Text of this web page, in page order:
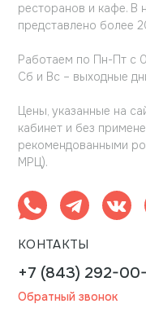
ресторанов и кафе. В
представлено более
Работаем по Пн-Пт с
Сб и Вс – выходные
Цены, указанные на
кабинет и без
рекомендованными
МРЦ).
КОНТАКТЫ
+7 (843) 292-
Обратный звонок